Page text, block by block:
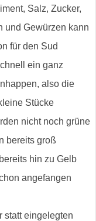
Salz, Zucker,
und Gewürzen kann
für den Sud
ein ganz
also die
Stücke
nicht noch grüne
bereits groß
hin zu Gelb
angefangen
statt eingelegten